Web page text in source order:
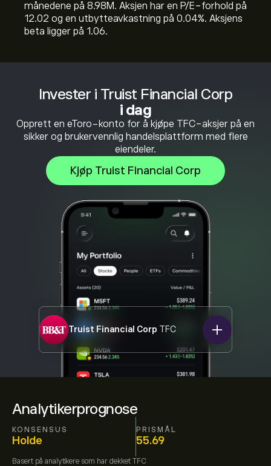
Analytikerprognose
KONSENSUS
Holde
PRISMÅL
55.69
Basert på analytikere som har dekket TFC
Invester i Truist Financial Corp
i dag
Opprett en eToro-konto for å kjøpe TFC-aksjer på en
sikker og brukervennlig handelsplattform med flere
eiendeler.
Kjøp Truist Financial Corp
Truist Financial Corp TFC
månedene på 8.98M. Aksjen har en P/E-forhold på
12.02 og en utbytteavkastning på 0.04%. Aksjens
beta ligger på 1.06.